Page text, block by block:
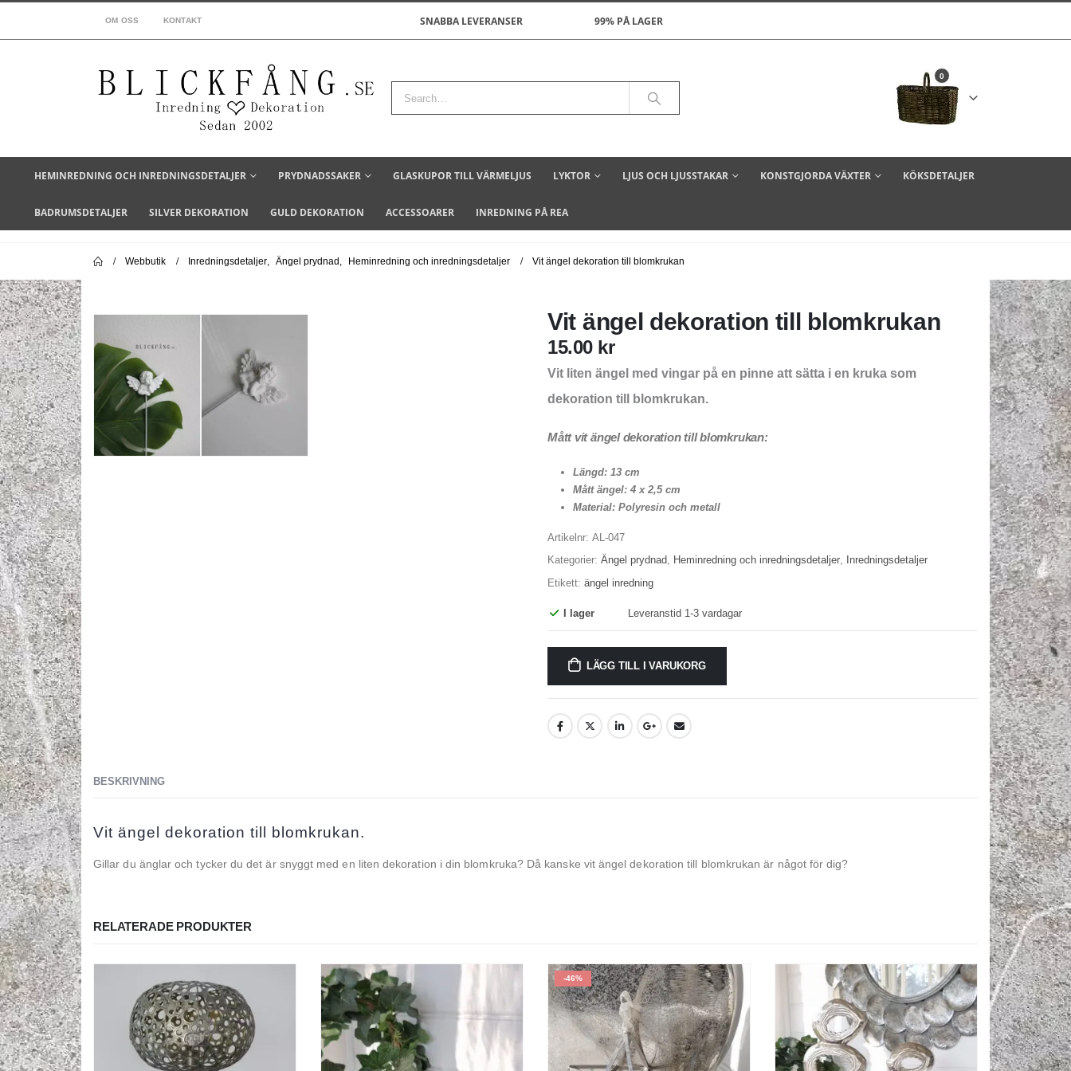
OM OSS KONTAKT SNABBA LEVERANSER 99% PÅ LAGER
0
HEMINREDNING OCH INREDNINGSDETALJER PRYDNADSSAKER GLASKUPOR TILL VÄRMELJUS LYKTOR LJUS OCH LJUSSTAKAR KONSTGJORDA VÄXTER KÖKSDETALJER
BADRUMSDETALJER SILVER DEKORATION GULD DEKORATION ACCESSOARER INREDNING PÅ REA
Webbutik Inredningsdetaljer Ängel prydnad Heminredning och inredningsdetaljer Vit ängel dekoration till blomkrukan
Vit ängel dekoration till blomkrukan
15.00 kr
Vit liten ängel med vingar på en pinne att sätta i en kruka som
dekoration till blomkrukan.
Mått vit ängel dekoration till blomkrukan:
Längd: 13 cm
Mått ängel: 4 x 2,5 cm
Material: Polyresin och metall
Artikelnr: AL-047
Kategorier: Ängel prydnad, Heminredning och inredningsdetaljer,
Inredningsdetaljer
Etikett: ängel inredning
I lager Leveranstid 1-3 vardagar
LÄGG TILL I VARUKORG
BESKRIVNING
Vit ängel dekoration till blomkrukan.
Gillar du änglar och tycker du det är snyggt med en liten dekoration i din blomkruka? Då kanske vit ängel dekoration till blomkrukan är något för dig?
RELATERADE PRODUKTER
-46% -48%